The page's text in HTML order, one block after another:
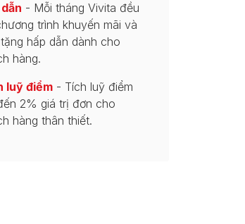
- Mỗi tháng Vivita đều
trình khuyến mãi và
hấp dẫn dành cho
hàng.
luỹ điểm - Tích luỹ điểm
2% giá trị đơn cho
hàng thân thiết.